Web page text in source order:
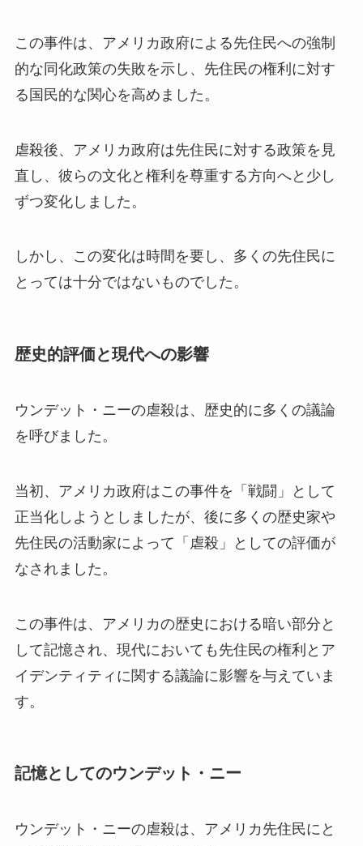
この事件は、アメリカ政府による先住民への強制
的な同化政策の失敗を示し、先住民の権利に対す
る国民的な関心を高めました。
虐殺後、アメリカ政府は先住民に対する政策を見
直し、彼らの文化と権利を尊重する方向へと少し
ずつ変化しました。
しかし、この変化は時間を要し、多くの先住民に
とっては十分ではないものでした。
歴史的評価と現代への影響
ウンデット・ニーの虐殺は、歴史的に多くの議論
を呼びました。
当初、アメリカ政府はこの事件を「戦闘」として
正当化しようとしましたが、後に多くの歴史家や
先住民の活動家によって「虐殺」としての評価が
なされました。
この事件は、アメリカの歴史における暗い部分と
して記憶され、現代においても先住民の権利とア
イデンティティに関する議論に影響を与えていま
す。
記憶としてのウンデット・ニー
ウンデット・ニーの虐殺は、アメリカ先住民にと